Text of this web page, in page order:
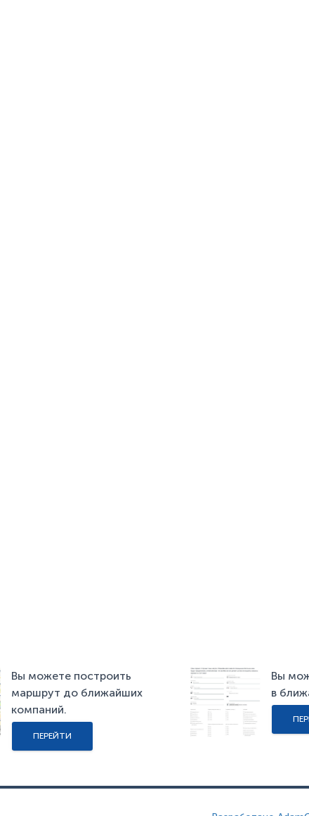
Вы можете построить
маршрут до ближайших
компаний.
ПЕРЕЙТИ
Вы
в